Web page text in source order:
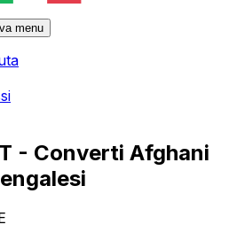
menu
- Converti Afghani